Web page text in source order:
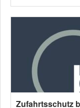
Zufahrtsschutz